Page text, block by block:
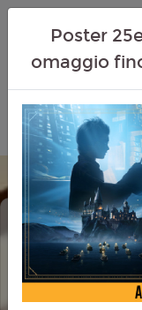
DRAGON
Poster
omaggio